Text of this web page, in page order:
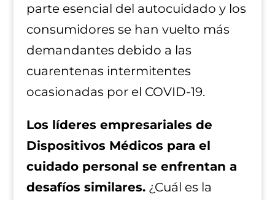
parte esencial del autocuidado y los
consumidores se han vuelto más
demandantes debido a las
cuarentenas intermitentes
ocasionadas por el COVID-19.
Los líderes empresariales de
Dispositivos Médicos para el
cuidado personal se enfrentan a
desafíos similares.¿Cuál es la